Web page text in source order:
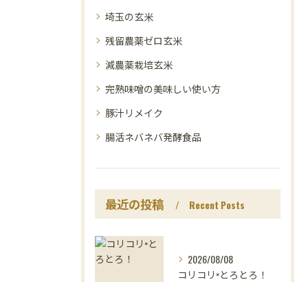
埼玉の玄米
残留農薬ゼロ玄米
減農薬栽培玄米
完熟味噌の美味しい使い方
豚汁リメイク
腸活ネバネバ発酵食品
最近の投稿 Recent Posts
2026/08/08
コリコリ×とろとろ！